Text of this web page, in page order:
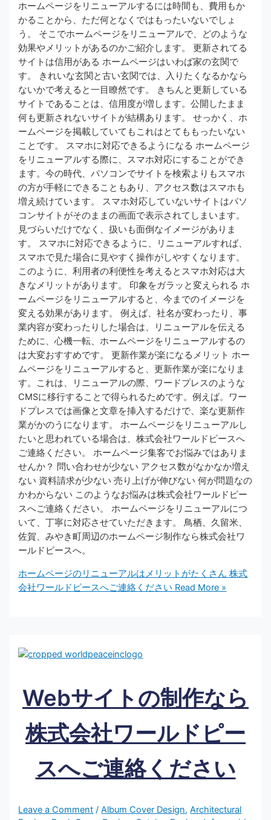
ホームページをリニューアルするには時間も、費用もか
かることから、ただ何となくではもったいないでしょ
う。 そこでホームページをリニューアルで、どのような
効果やメリットがあるのかご紹介します。 更新されてる
サイトは信用がある ホームページはいわば家の玄関で
す。 きれいな玄関と古い玄関では、入りたくなるかなら
ないかで考えると一目瞭然です。 きちんと更新している
サイトであることは、信用度が増します。公開したまま
何も更新されないサイトが結構あります。 せっかく、ホ
ームページを掲載していてもこれはとてももったいない
ことです。 スマホに対応できるようになる ホームページ
をリニューアルする際に、スマホ対応にすることができ
ます。今の時代、パソコンでサイトを検索よりもスマホ
の方が手軽にできることもあり、アクセス数はスマホも
増え続けています。 スマホ対応していないサイトはパソ
コンサイトがそのままの画面で表示されてしまいます。
見づらいだけでなく、扱いも面倒なイメージがありま
す。 スマホに対応できるように、リニューアルすれば、
スマホで見た場合に見やすく操作がしやすくなります。
このように、利用者の利便性を考えるとスマホ対応は大
きなメリットがあります。 印象をガラッと変えられる ホ
ームページをリニューアルすると、今までのイメージを
変える効果があります。 例えば、社名が変わったり、事
業内容が変わったりした場合は、リニューアルを伝える
ために、心機一転、ホームページをリニューアルするの
は大変おすすめです。 更新作業が楽になるメリット ホー
ムページをリニューアルすると、更新作業が楽になりま
す。これは、リニューアルの際、ワードプレスのような
CMSに移行することで得られるためです。例えば。ワー
ドプレスでは画像と文章を挿入するだけで、楽な更新作
業がかのうになります。 ホームページをリニューアルし
たいと思われている場合は、株式会社ワールドピースへ
ご連絡ください。 ホームページ集客でお悩みではありま
せんか？ 問い合わせが少ない アクセス数がなかなか増え
ない 資料請求が少ない 売り上げが伸びない 何が問題なの
かわからない このようなお悩みは株式会社ワールドピー
スへご連絡ください。 ホームページをリニューアルにつ
いて、丁寧に対応させていただきます。 鳥栖、久留米、
佐賀、みやき町周辺のホームページ制作なら株式会社ワ
ールドピースへ。
ホームページのリニューアルはメリットがたくさん 株式
会社ワールドピースへご連絡ください Read More »
Webサイトの制作なら
株式会社ワールドピー
スへご連絡ください
Leave a Comment /Album Cover Design,Architectural